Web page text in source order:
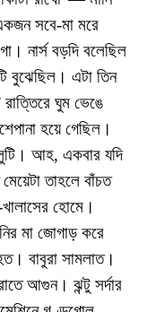
সবে-মা মরে
নার্স বড়দি বলেছিল
বুঝেছিল। এটা তিন
ঘুম ভেঙে
হয়ে গেছিল।
আহ, একবার যদি
তাহলে বাঁচত
হোমে।
মা জোগাড় করে
বাবুরা সামলাত।
আগুন। ঝন্টু সর্দার